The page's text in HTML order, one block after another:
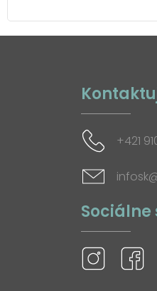
+421
Sociálne